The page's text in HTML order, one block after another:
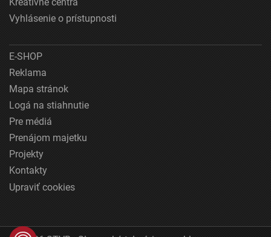
Vyhlásenie o prístupnosti
E-SHOP
Reklama
Mapa stránok
Logá na stiahnutie
Pre médiá
Prenájom majetku
Projekty
Kontakty
Upraviť cookies